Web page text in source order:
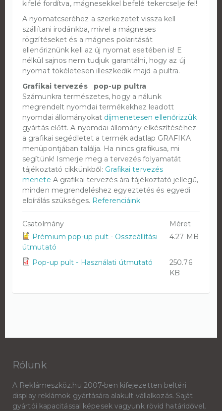
kifelé fordítva, mágnesekkel befelé tekercselje fel!
A nyomatcseréhez a szerkezetet vissza kell
szállítani irodánkba, mivel a mágneses
rögzítéseket és a mágnes polaritását
ellenőriznünk kell az új nyomat esetében is! E
nélkül sajnos nem tudjuk garantálni, hogy az új
nyomat tökéletesen illeszkedik majd a pultra.
Grafikai tervezés pop-up pultra
Számunkra természetes, hogy a nálunk
megrendelt nyomdai termékekhez leadott
nyomdai állományokat díjmenetesen ellenőrizzük
gyártás előtt. A nyomdai állomány elkészítéséhez
a grafikai segédletet a termék adatlap GRAFIKA
menüpontjában találja. Ha nincs grafikusa, mi
segítünk! Ismerje meg a tervezés folyamatát
tájékoztató cikkünkből: Grafikai tervezés
menete A grafikai tervezés ára tájékoztató jellegű,
minden megrendeléshez egyeztetés és egyedi
elbírálás szükséges. Referenciáink
Csatolmány
Méret
Prémium pop-up pult - Összeállítási
útmutató
4.27 MB
Pop-up pult - Használati útmutató
250.76
KB
Rólunk
A Reklámeszköz.hu 2007-ben kifejezetten beltéri
display reklámok gyártására alakult vállalkozás. Saját
gyártói kapacitással képesek vagyunk rövid határidővel,